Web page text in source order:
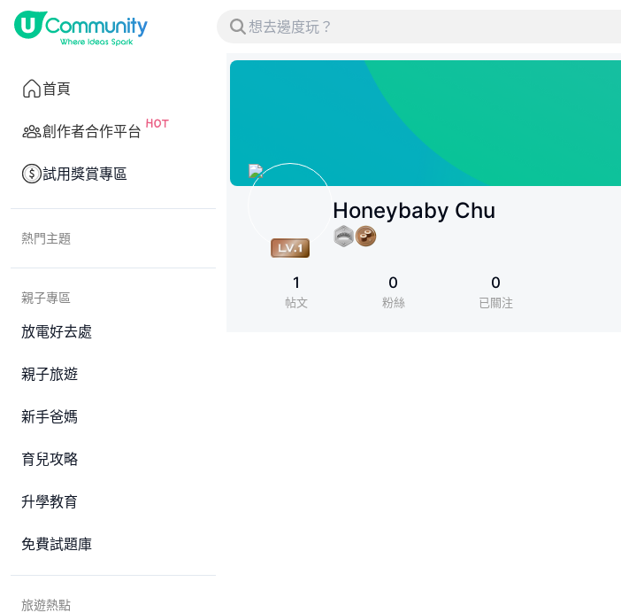
首頁
創作者合作平台
試用獎賞專區
熱門主題
親子專區
放電好去處
親子旅遊
新手爸媽
育兒攻略
升學教育
免費試題庫
旅遊熱點
Honeybaby Chu
1
帖文
0
粉絲
0
已關注